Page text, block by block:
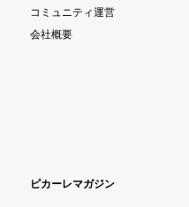
コミュニティ運営
会社概要
ピカーレマガジン